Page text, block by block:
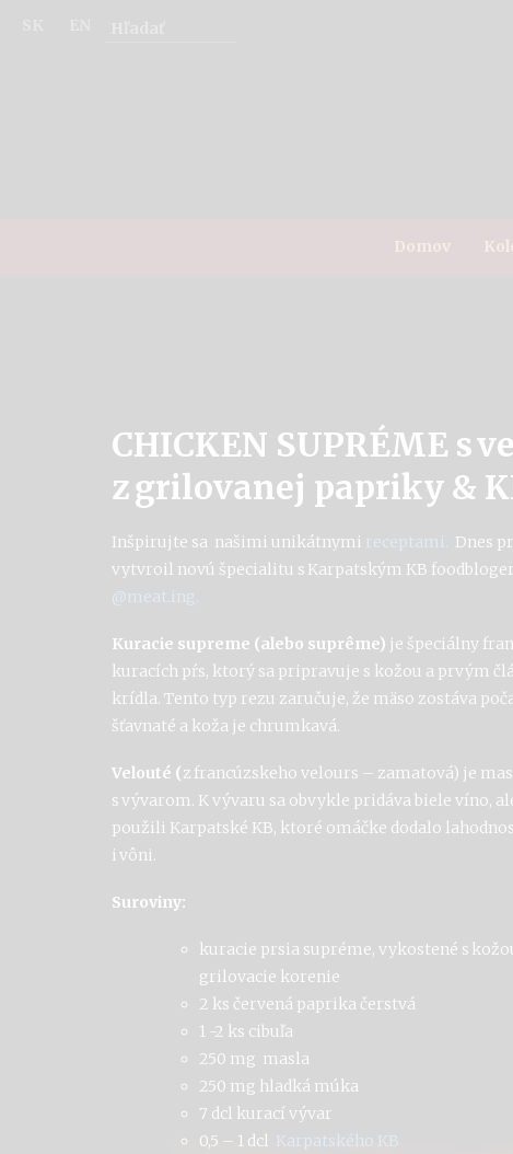
Domov
CHICKEN SUPRÉME s
z grilovanej papriky &
Inšpirujte sa našimi unikátnymi receptami. Dnes
vytvroil novú špecialitu s Karpatským KB foodbloger
@meat.ing.
Kuracie supreme (alebo suprême) je špeciálny
kuracích pŕs, ktorý sa pripravuje s kožou a prvým
krídla. Tento typ rezu zaručuje, že mäso zostáva
šťavnaté a koža je chrumkavá.
Velouté (z francúzskeho velours – zamatová) je
s vývarom. K vývaru sa obvykle pridáva biele víno,
použili Karpatské KB, ktoré omáčke dodalo
i vôni.
Suroviny:
kuracie prsia supréme, vykostené s
grilovacie korenie
2 ks červená paprika čerstvá
1 -2 ks cibuľa
250 mg masla
250 mg hladká múka
7 dcl kurací vývar
0,5 – 1 dcl Karpatského KB